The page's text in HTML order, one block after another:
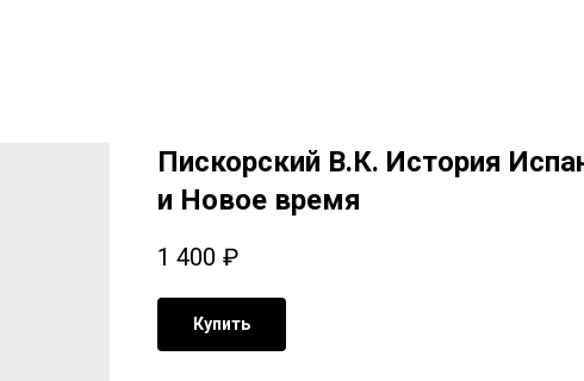
Пискорский В.К. История
и Новое время
1 400 ₽
Купить